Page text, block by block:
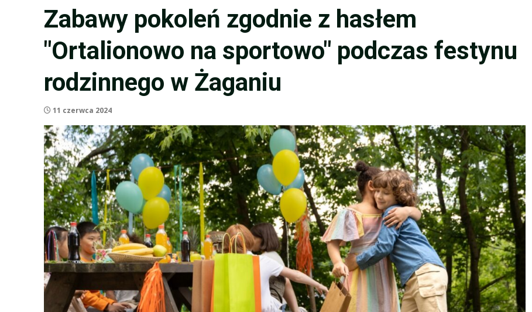
Zabawy pokoleń zgodnie z hasłem
"Ortalionowo na sportowo" podczas festynu
rodzinnego w Żaganiu
11 czerwca 2024